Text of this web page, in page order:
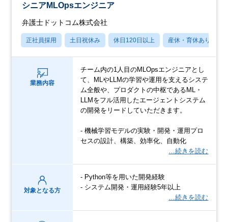
シニアMLOpsエンジニア
弁護士ドットコム株式会社
正社員採用 土日祝休み 休日120日以上 産休・育休あり
業務内容
チーム内の1人目のMLOpsエンジニアとし
て、MLやLLMの学習や運用を支えるシステ
ム全般や、プロダクトの中枢であるML・
LLMをフル活用したエージェントシステム
の開発をリードしていただきます。
- 機械学習モデルの実験・開発・運用プロ
セスの設計、構築、効率化、自動化
…続きを読む
対象となる方
- Python等を用いた開発経験
- システム開発・運用経験5年以上
…続きを読む